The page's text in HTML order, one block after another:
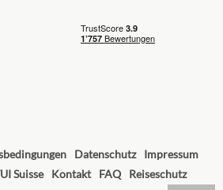
Datenschutz
Impressum
Suisse Kontakt FAQ Reiseschutz